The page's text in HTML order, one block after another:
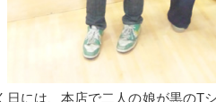
日には、本店で二人の娘が黒のT